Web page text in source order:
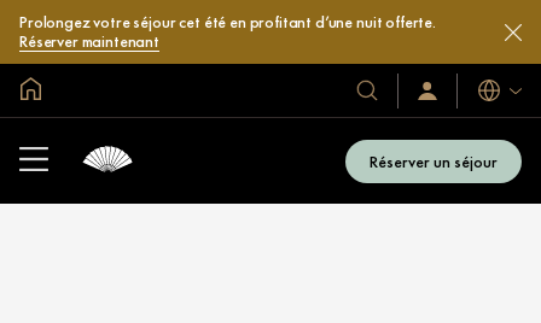
Prolongez votre séjour cet été en profitant d’une nuit offerte.
Réserver maintenant
Nos
hôtels
et
complexes
Identification/
Langues
Réserver un séjour